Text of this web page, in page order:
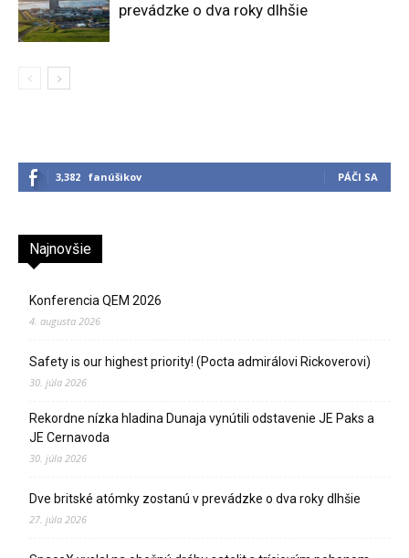
prevádzke o dva roky dlhšie
3,382 fanúšikov PÁČI SA
Najnovšie
Konferencia QEM 2026
4. augusta 2026
Safety is our highest priority! (Pocta admirálovi Rickoverovi)
30. júla 2026
Rekordne nízka hladina Dunaja vynútili odstavenie JE Paks a
JE Cernavoda
30. júla 2026
Dve britské atómky zostanú v prevádzke o dva roky dlhšie
27. júla 2026